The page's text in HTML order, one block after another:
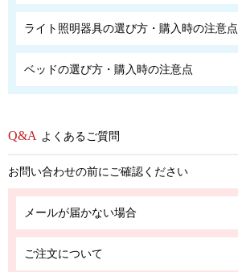
ライト照明器具の選び方・購入時の注意点
ベッドの選び方・購入時の注意点
よくあるご質問
お問い合わせの前にご確認ください
メールが届かない場合
ご注文について